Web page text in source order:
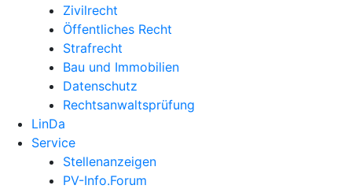
Zivilrecht
Öffentliches Recht
Strafrecht
Bau und Immobilien
Datenschutz
Rechtsanwalts­prüfung
LinDa
Service
Stellenanzeigen
PV-Info.Forum